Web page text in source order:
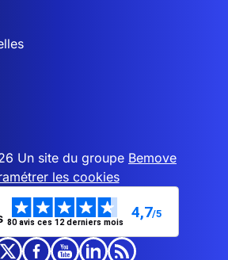
Un site du groupe Bemove
les cookies
80 avis ces 12 derniers mois
4,7/5